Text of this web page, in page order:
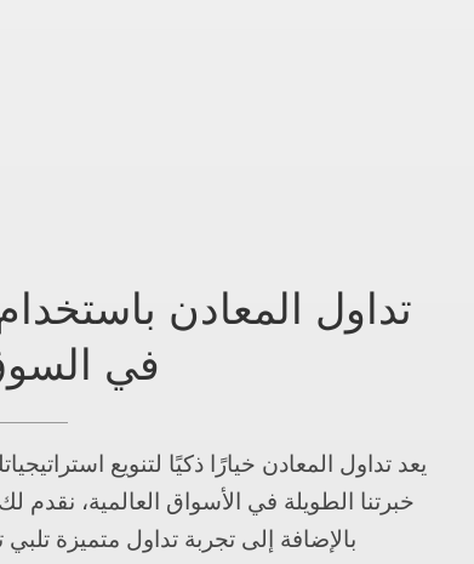
تداول المعادن
في
يعد تداول المعادن خيارًا ذكيًا لتنويع
خبرتنا الطويلة في الأسواق العالمية، نقدم
بالإضافة إلى تجربة تداول متميزة